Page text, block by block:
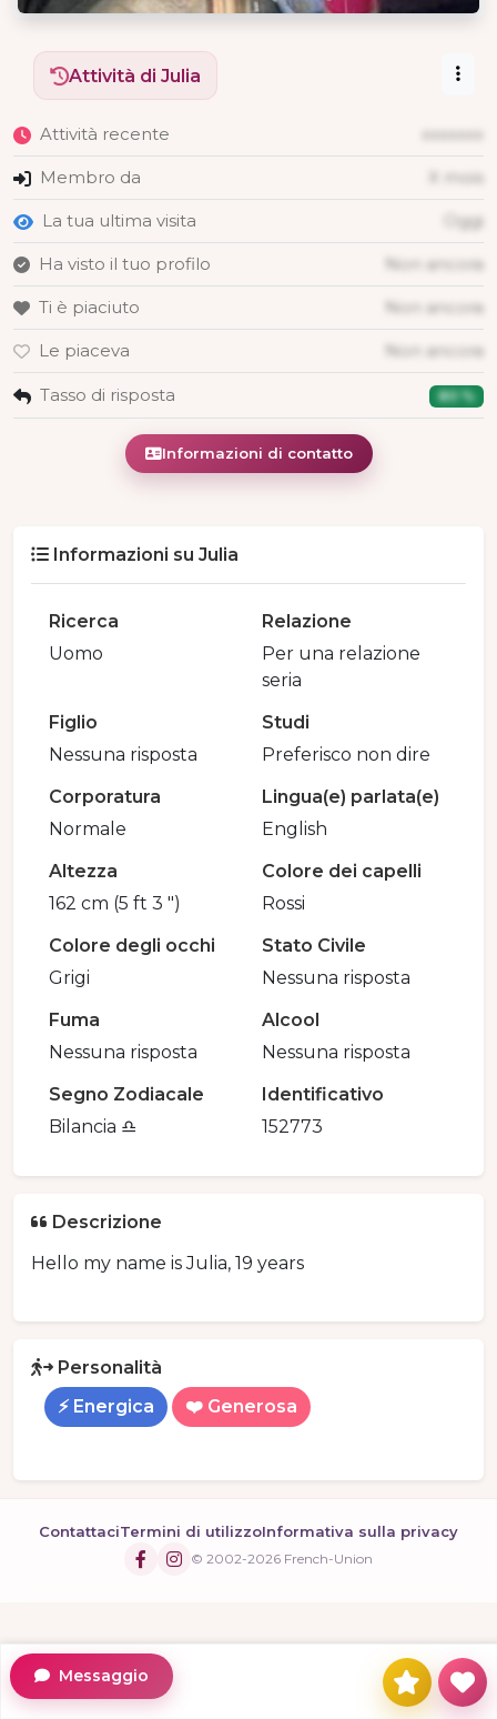
Attività di Julia
Attività recente xxxxxxx
Membro da X mois
La tua ultima visita Oggi
Ha visto il tuo profilo Non ancora
Ti è piaciuto Non ancora
Le piaceva Non ancora
Tasso di risposta 80 %
Informazioni di contatto
Informazioni su Julia
Ricerca
Uomo
Relazione
Per una relazione
seria
Figlio
Nessuna risposta
Studi
Preferisco non dire
Corporatura
Normale
Lingua(e) parlata(e)
English
Altezza
162 cm (5 ft 3 ")
Colore dei capelli
Rossi
Colore degli occhi
Grigi
Stato Civile
Nessuna risposta
Fuma
Nessuna risposta
Alcool
Nessuna risposta
Segno Zodiacale
Bilancia ♎️
Identificativo
152773
Descrizione
Hello my name is Julia, 19 years
Personalità
⚡ Energica
❤️ Generosa
ContattaciTermini di utilizzoInformativa sulla privacy
© 2002-2026 French-Union
Messaggio